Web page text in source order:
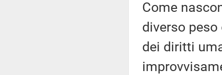
Come
diverso
dei diritti